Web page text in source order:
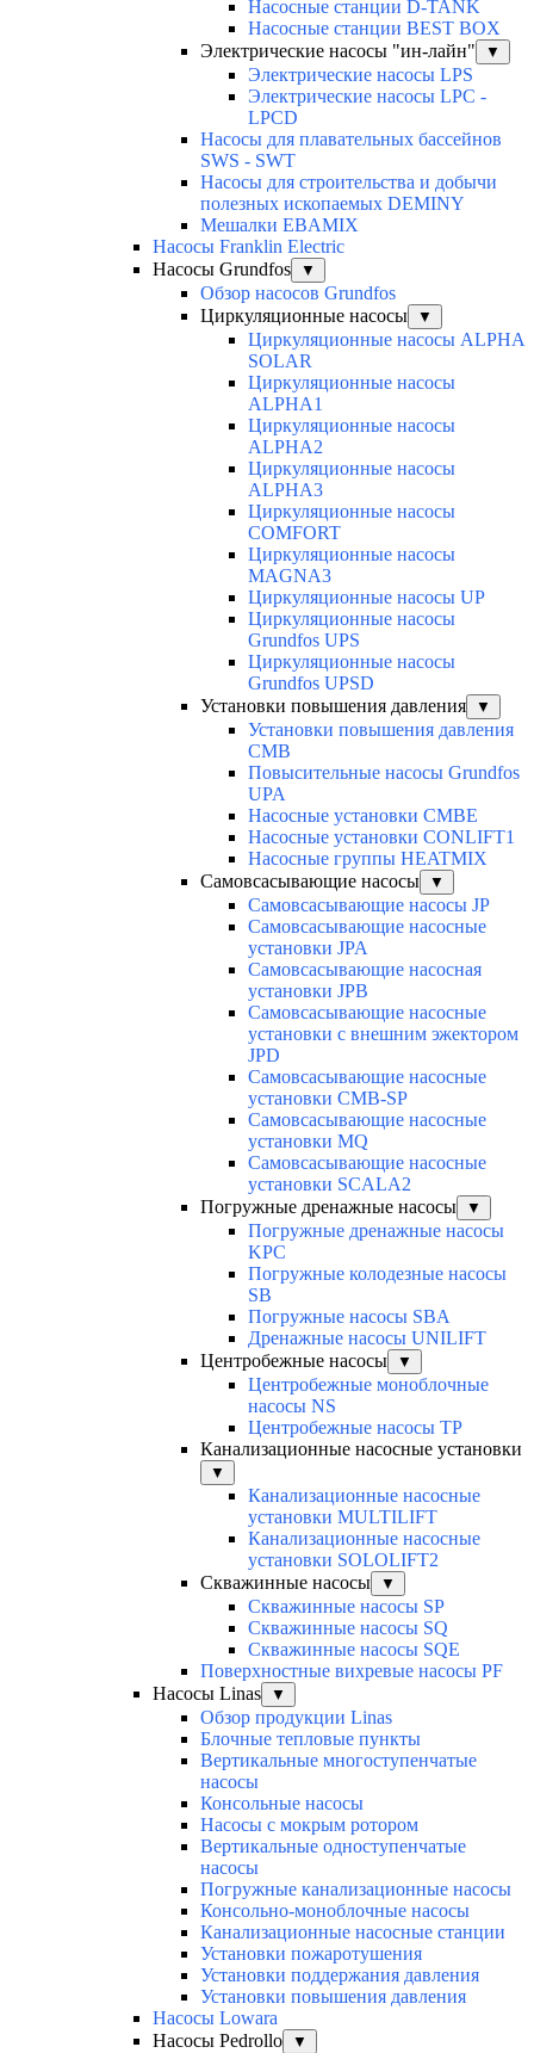
Насосные станции D-TANK
Насосные станции BEST BOX
Электрические насосы "ин-лайн"
▼
Электрические насосы LPS
Электрические насосы LPC -
LPCD
Насосы для плавательных бассейнов
SWS - SWT
Насосы для строительства и добычи
полезных ископаемых DEMINY
Мешалки EBAMIX
Насосы Franklin Electric
Насосы Grundfos
▼
Обзор насосов Grundfos
Циркуляционные насосы
▼
Циркуляционные насосы ALPHA
SOLAR
Циркуляционные насосы
ALPHA1
Циркуляционные насосы
ALPHA2
Циркуляционные насосы
ALPHA3
Циркуляционные насосы
COMFORT
Циркуляционные насосы
MAGNA3
Циркуляционные насосы UP
Циркуляционные насосы
Grundfos UPS
Циркуляционные насосы
Grundfos UPSD
Установки повышения давления
▼
Установки повышения давления
CMB
Повысительные насосы Grundfos
UPA
Насосные установки CMBE
Насосные установки CONLIFT1
Насосные группы HEATMIX
Самовсасывающие насосы
▼
Самовсасывающие насосы JP
Самовсасывающие насосные
установки JPA
Самовсасывающие насосная
установки JPB
Самовсасывающие насосные
установки с внешним эжектором
JPD
Самовсасывающие насосные
установки CMB-SP
Самовсасывающие насосные
установки MQ
Cамовсасывающие насосные
установки SCALA2
Погружные дренажные насосы
▼
Погружные дренажные насосы
KPC
Погружные колодезные насосы
SB
Погружные насосы SBA
Дренажные насосы UNILIFT
Центробежные насосы
▼
Центробежные моноблочные
насосы NS
Центробежные насосы TP
Канализационные насосные установки
▼
Канализационные насосные
установки MULTILIFT
Канализационные насосные
установки SOLOLIFT2
Скважинные насосы
▼
Скважинные насосы SP
Скважинные насосы SQ
Скважинные насосы SQE
Поверхностные вихревые насосы PF
Насосы Linas
▼
Обзор продукции Linas
Блочные тепловые пункты
Вертикальные многоступенчатые
насосы
Консольные насосы
Насосы с мокрым ротором
Вертикальные одноступенчатые
насосы
Погружные канализационные насосы
Консольно-моноблочные насосы
Канализационные насосные станции
Установки пожаротушения
Установки поддержания давления
Установки повышения давления
Насосы Lowara
Насосы Pedrollo
▼